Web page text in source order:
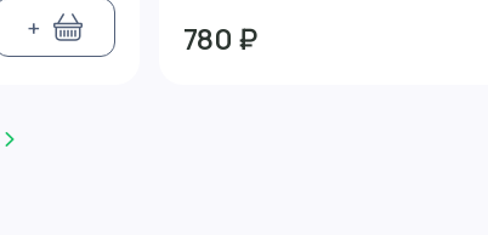
+ 780 ₽